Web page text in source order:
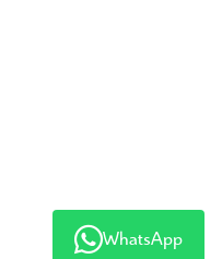
WhatsApp